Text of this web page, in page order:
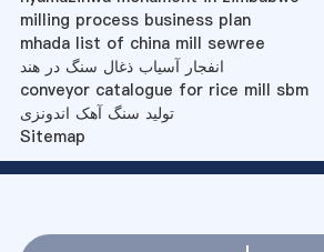
milling process business plan
mhada list of china mill sewree
انفجار آسیاب ذغال سنگ در هند
conveyor catalogue for rice mill sbm
تولید سنگ آهک اندونزی
Sitemap